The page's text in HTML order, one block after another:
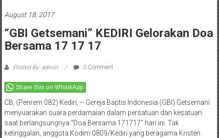
August 18, 2017
“GBI Getsemani” KEDIRI Gelorakan Doa
Bersama 17 17 17
Posted By: admin 0 Comment
Share this on WhatsApp
CB, (Penrem 082) Kediri, – Gereja Baptis Indonesia (GBI) Getsemani
menyuarakan suara perdamaian dalam persatuan dan kesatuan
saat berlangsungnya “Doa Bersama 171717” hari ini. Tak
ketinggalan, anggota Kodim 0809/Kediri yang beragama Kristen